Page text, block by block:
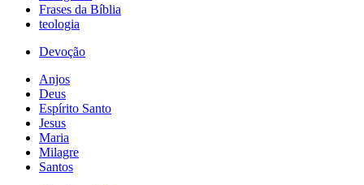
Frases da Bíblia
teologia
Devoção
Anjos
Deus
Espírito Santo
Jesus
Maria
Milagre
Santos